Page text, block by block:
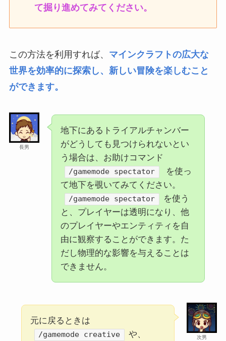
て掘り進めてみてください。
この方法を利用すれば、 マインクラフトの広大な
世界を効率的に探索し、新しい冒険を楽しむこと
ができます。
長男
地下にあるトライアルチャンバー
がどうしても見つけられないとい
う場合は、お助けコマンド
/gamemode spectator
を使っ
て地下を覗いてみてください。
/gamemode spectator
を使う
と、プレイヤーは透明になり、他
のプレイヤーやエンティティを自
由に観察することができます。た
だし物理的な影響を与えることは
できません。
次男
元に戻るときは
/gamemode creative や、